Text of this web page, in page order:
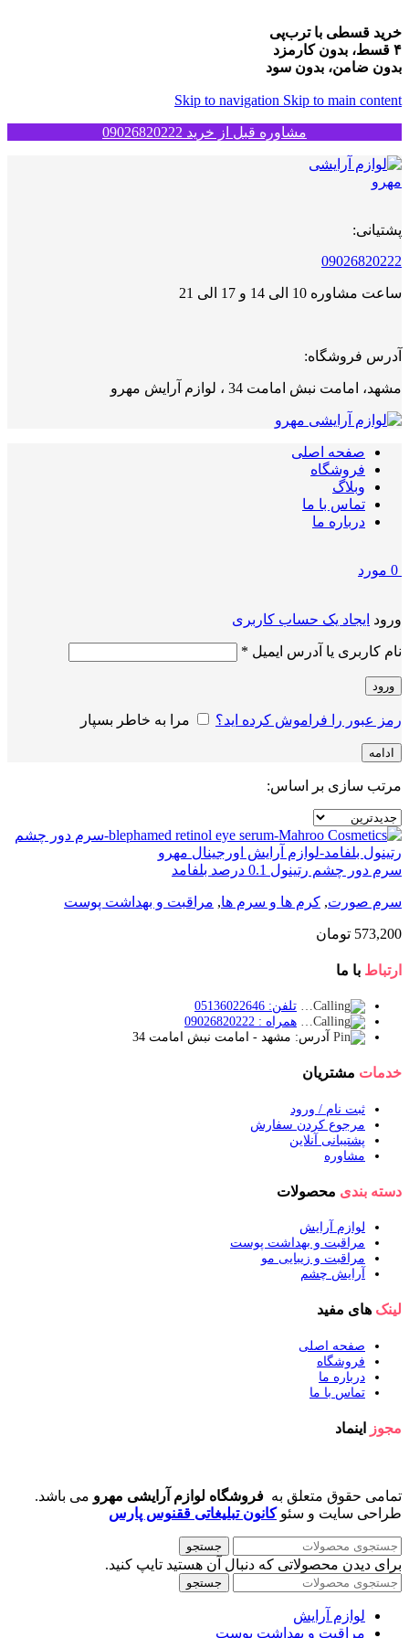
خرید قسطی با ترب‌پی
۴ قسط، بدون کارمزد
بدون ضامن، بدون سود
Skip to navigation Skip to main content
مشاوره قبل از خرید 09026820222
پشتیانی:
09026820222
ساعت مشاوره 10 الی 14 و 17 الی 21
آدرس فروشگاه:
مشهد، امامت نبش امامت 34 ، لوازم آرایش مهرو
صفحه اصلی
فروشگاه
وبلاگ
تماس با ما
درباره ما
0 مورد
ورود ایجاد یک حساب کاربری
نام کاربری یا آدرس ایمیل *
ورود
رمز عبور را فراموش کرده اید؟ مرا به خاطر بسپار
ادامه
مرتب سازی بر اساس:
سرم دور چشم رتینول 0.1 درصد بلفامد
سرم صورت, کرم ها و سرم ها, مراقبت و بهداشت پوست
573,200 تومان
ارتباط با ما
تلفن: 05136022646
همراه : 09026820222
آدرس: مشهد - امامت نبش امامت 34
خدمات مشتریان
ثبت نام / ورود
مرجوع کردن سفارش
پشتیبانی آنلاین
مشاوره
دسته بندی محصولات
لوازم آرایش
مراقبت و بهداشت پوست
مراقبت و زیبایی مو
آرایش چشم
لینک های مفید
صفحه اصلی
فروشگاه
درباره ما
تماس با ما
مجوز اینماد
تمامی حقوق متعلق به فروشگاه لوازم آرایشی مهرو می باشد.
طراحی سایت و سئوکانون تبلیغاتی ققنوس پارس
جستجو
برای دیدن محصولاتی که دنبال آن هستید تایپ کنید.
جستجو
لوازم آرایش
مراقبت و بهداشت پوست